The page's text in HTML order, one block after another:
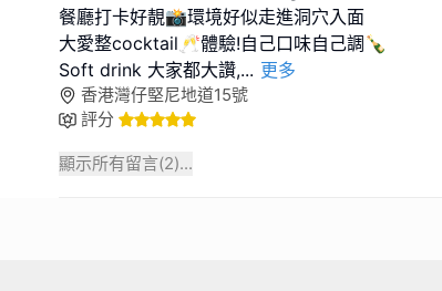
餐廳打卡好靚📸環境好似走進洞穴入面
大愛整cocktail🥂體驗!自己口味自己調🍾
Soft drink 大家都大讚,... 更多
香港灣仔堅尼地道15號
評分
顯示所有留言(2)...